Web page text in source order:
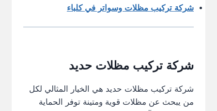
شركة تركيب مظلات وسواتر في كلباء
شركة تركيب مظلات حديد
شركة تركيب مظلات حديد هي الخيار المثالي لكل
من يبحث عن مظلات قوية ومتينة توفر الحماية